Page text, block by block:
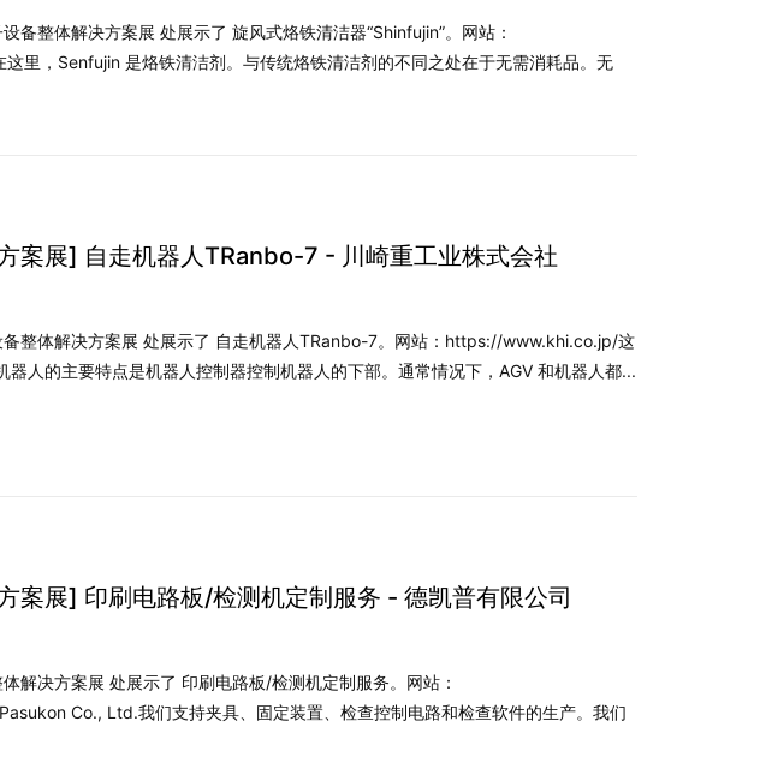
备整体解决方案展 处展示了 旋风式烙铁清洁器“Shinfujin”。网站：
里，Senfujin 是烙铁清洁剂。与传统烙铁清洁剂的不同之处在于无需消耗品。无
案展] 自走机器人TRanbo-7 - 川崎重工业株式会社
备整体解决方案展 处展示了 自走机器人TRanbo-7。网站：https://www.khi.co.jp/这
器人的主要特点是机器人控制器控制机器人的下部。通常情况下，AGV 和机器人都...
案展] 印刷电路板/检测机定制服务 - 德凯普有限公司
解决方案展 处展示了 印刷电路板/检测机定制服务。网站：
Co., Ltd.我们支持夹具、固定装置、检查控制电路和检查软件的生产。我们